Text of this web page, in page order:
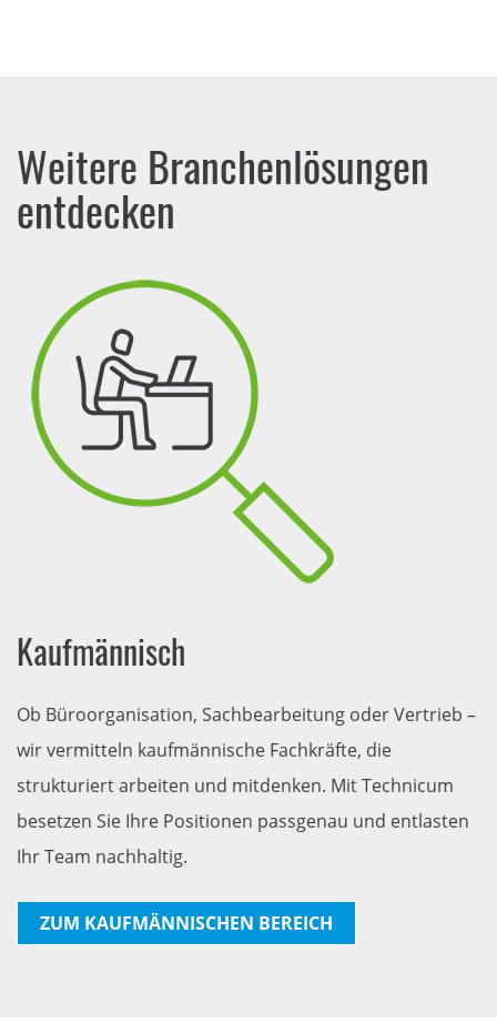
Weitere Branchenlösungen
entdecken
Kaufmännisch
Ob Büroorganisation, Sachbearbeitung oder Vertrieb –
wir vermitteln kaufmännische Fachkräfte, die
strukturiert arbeiten und mitdenken. Mit Technicum
besetzen Sie Ihre Positionen passgenau und entlasten
Ihr Team nachhaltig.
ZUM KAUFMÄNNISCHEN BEREICH